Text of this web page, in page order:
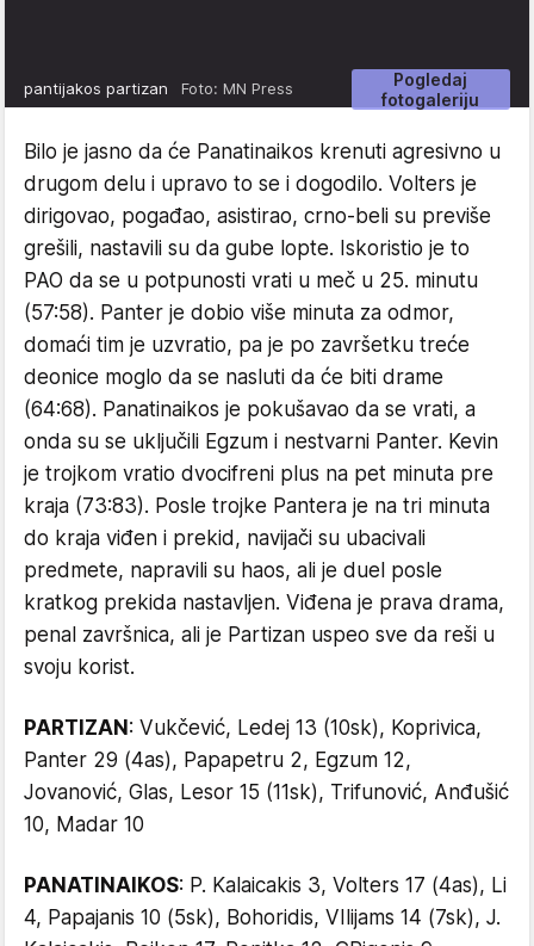
Pogledaj
fotogaleriju
pantijakos partizan Foto: MN Press
Bilo je jasno da će Panatinaikos krenuti agresivno u
drugom delu i upravo to se i dogodilo. Volters je
dirigovao, pogađao, asistirao, crno-beli su previše
grešili, nastavili su da gube lopte. Iskoristio je to
PAO da se u potpunosti vrati u meč u 25. minutu
(57:58). Panter je dobio više minuta za odmor,
domaći tim je uzvratio, pa je po završetku treće
deonice moglo da se nasluti da će biti drame
(64:68). Panatinaikos je pokušavao da se vrati, a
onda su se uključili Egzum i nestvarni Panter. Kevin
je trojkom vratio dvocifreni plus na pet minuta pre
kraja (73:83). Posle trojke Pantera je na tri minuta
do kraja viđen i prekid, navijači su ubacivali
predmete, napravili su haos, ali je duel posle
kratkog prekida nastavljen. Viđena je prava drama,
penal završnica, ali je Partizan uspeo sve da reši u
svoju korist.
PARTIZAN: Vukčević, Ledej 13 (10sk), Koprivica,
Panter 29 (4as), Papapetru 2, Egzum 12,
Jovanović, Glas, Lesor 15 (11sk), Trifunović, Anđušić
10, Madar 10
PANATINAIKOS: P. Kalaicakis 3, Volters 17 (4as), Li
4, Papajanis 10 (5sk), Bohoridis, VIlijams 14 (7sk), J.